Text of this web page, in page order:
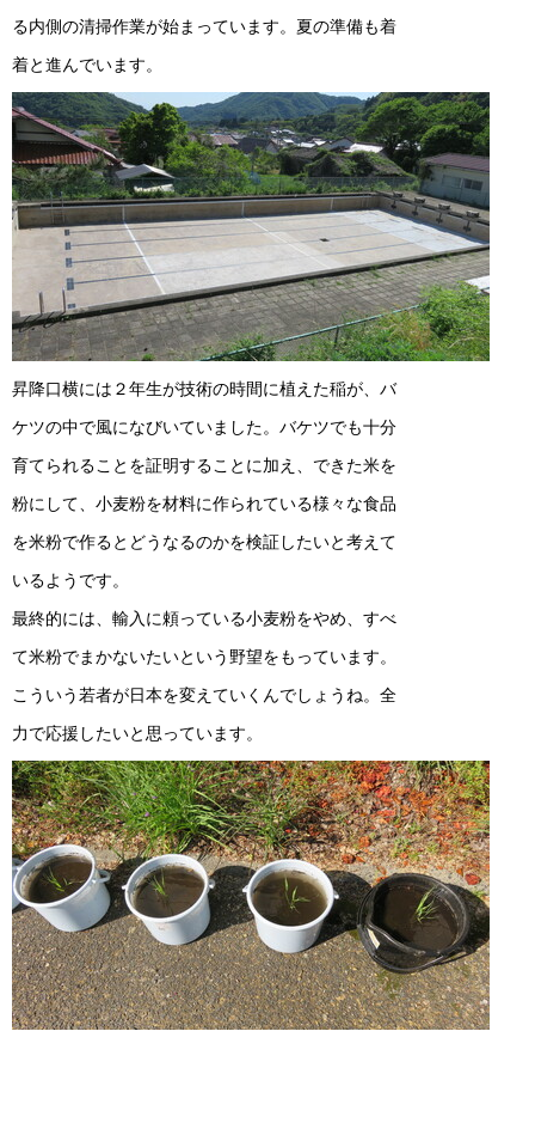
る内側の清掃作業が始まっています。夏の準備も着
着と進んでいます。
昇降口横には２年生が技術の時間に植えた稲が、バ
ケツの中で風になびいていました。バケツでも十分
育てられることを証明することに加え、できた米を
粉にして、小麦粉を材料に作られている様々な食品
を米粉で作るとどうなるのかを検証したいと考えて
いるようです。
最終的には、輸入に頼っている小麦粉をやめ、すべ
て米粉でまかないたいという野望をもっています。
こういう若者が日本を変えていくんでしょうね。全
力で応援したいと思っています。